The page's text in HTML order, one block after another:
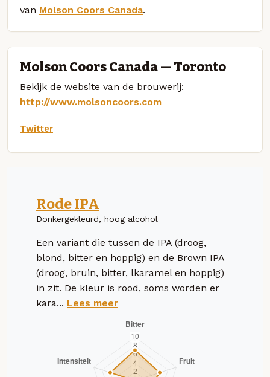
van Molson Coors Canada.
Molson Coors Canada — Toronto
Bekijk de website van de brouwerij:
http://www.molsoncoors.com
Twitter
Rode IPA
Donkergekleurd, hoog alcohol
Een variant die tussen de IPA (droog,
blond, bitter en hoppig) en de Brown IPA
(droog, bruin, bitter, lkaramel en hoppig)
in zit. De kleur is rood, soms worden er
kara... Lees meer